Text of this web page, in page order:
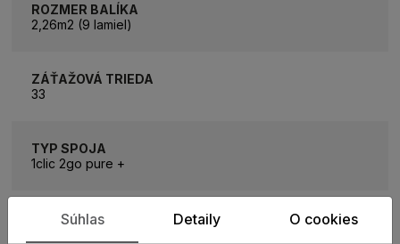
ROZMER BALÍKA
2,26m2 (9 lamiel)
ZÁŤAŽOVÁ TRIEDA
33
TYP SPOJA
1clic 2go pure +
HRÚBKA PODLAHY
Súhlas Detaily O cookies